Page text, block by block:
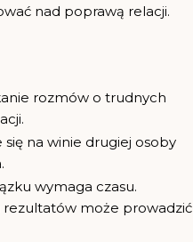
nad poprawą relacji.
rozmów o trudnych
się na winie drugiej osoby
wymaga czasu.
może prowadzić